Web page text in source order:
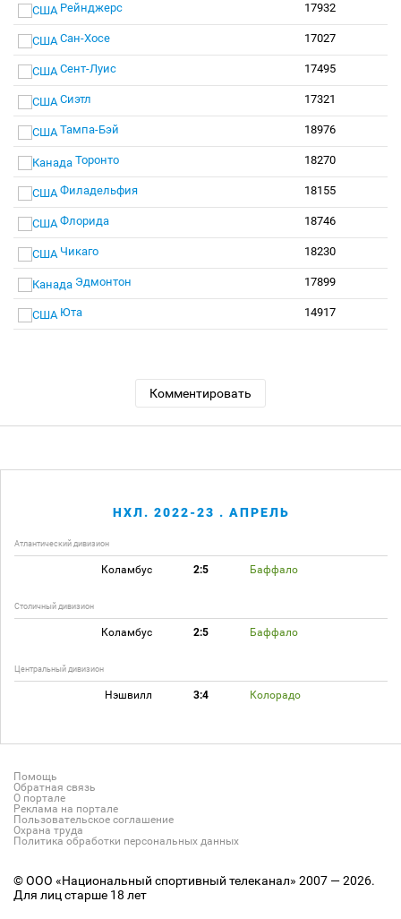
Рейнджерс 17932
Сан-Хосе 17027
Сент-Луис 17495
Сиэтл 17321
Тампа-Бэй 18976
Торонто 18270
Филадельфия 18155
Флорида 18746
Чикаго 18230
Эдмонтон 17899
Юта 14917
Комментировать
НХЛ. 2022-23 . АПРЕЛЬ
Атлантический дивизион
Коламбус 2:5 Баффало
Столичный дивизион
Коламбус 2:5 Баффало
Центральный дивизион
Нэшвилл 3:4 Колорадо
Помощь
Обратная связь
О портале
Реклама на портале
Пользовательское соглашение
Охрана труда
Политика обработки персональных данных
© ООО «Национальный спортивный телеканал» 2007 — 2026.
Для лиц старше 18 лет